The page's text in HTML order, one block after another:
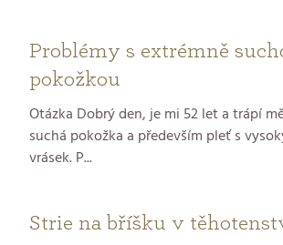
Problémy s extrémně
pokožkou
Otázka Dobrý den, je mi 52 let a trápí
suchá pokožka a především pleť s
vrásek. P...
Strie na bříšku v